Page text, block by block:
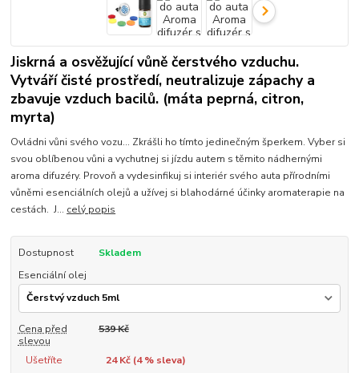
Jiskrná a osvěžující vůně čerstvého vzduchu.
Vytváří čisté prostředí, neutralizuje zápachy a
zbavuje vzduch bacilů. (máta peprná, citron,
myrta)
Ovládni vůni svého vozu... Zkrášli ho tímto jedinečným šperkem. Vyber si
svou oblíbenou vůni a vychutnej si jízdu autem s těmito nádhernými
aroma difuzéry. Provoň a vydesinfikuj si interiér svého auta přírodními
vůněmi esenciálních olejů a užívej si blahodárné účinky aromaterapie na
cestách. J... celý popis
Dostupnost
Skladem
Esenciální olej
Cena před
slevou
539 Kč
Ušetříte 24 Kč (4% sleva)